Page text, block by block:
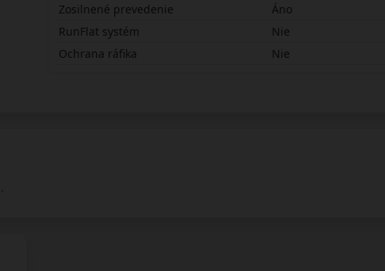
Zosilnené prevedenie
Áno
RunFlat systém
Nie
Ochrana ráfika
Nie